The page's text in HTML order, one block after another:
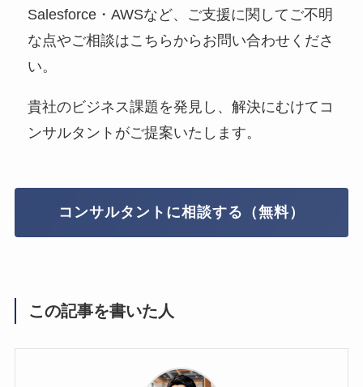
Salesforce・AWSなど、ご支援に関してご不明
な点やご相談はこちらからお問い合わせくださ
い。
貴社のビジネス課題を発見し、解決にむけてコ
ンサルタントがご提案いたします。
コンサルタントに相談する（無料）
この記事を書いた人